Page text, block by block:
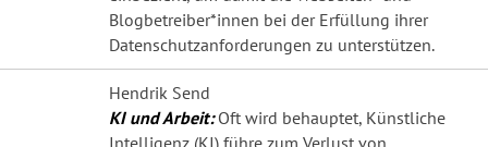
Blogbetreiber*innen bei der Erfüllung ihrer
Datenschutzanforderungen zu unterstützen.
Hendrik Send
KI und Arbeit:Oft wird behauptet, Künstliche